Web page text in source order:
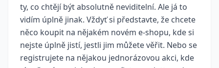
ty, co chtějí být absolutně neviditelní. Ale já to
vidím úplně jinak. Vždyť si představte, že chcete
něco koupit na nějakém novém e-shopu, kde si
nejste úplně jistí, jestli jim můžete věřit. Nebo se
registrujete na nějakou jednorázovou akci, kde